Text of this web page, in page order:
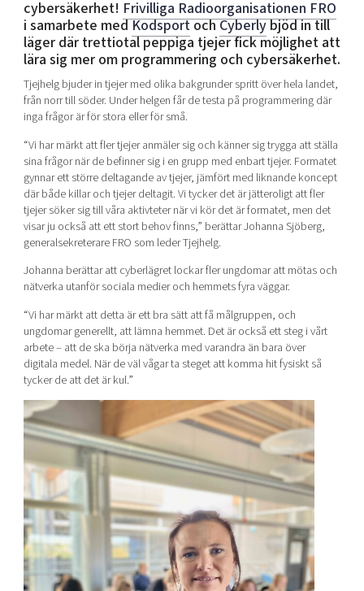
cybersäkerhet! Frivilliga Radioorganisationen FRO
i samarbete medKodsportochCyberlybjöd in till
läger där trettiotal peppiga tjejer fick möjlighet att
lära sig mer om programmering och cybersäkerhet.
Tjejhelg bjuder in tjejer med olika bakgrunder spritt över hela landet,
från norr till söder. Under helgen får de testa på programmering där
inga frågor är för stora eller för små.
“Vi har märkt att fler tjejer anmäler sig och känner sig trygga att ställa
sina frågor när de befinner sig i en grupp med enbart tjejer. Formatet
gynnar ett större deltagande av tjejer, jämfört med liknande koncept
där både killar och tjejer deltagit. Vi tycker det är jätteroligt att fler
tjejer söker sig till våra aktivteter när vi kör det är formatet, men det
visar ju också att ett stort behov finns,” berättar Johanna Sjöberg,
generalsekreterare FRO som leder Tjejhelg.
Johanna berättar att cyberlägret lockar fler ungdomar att mötas och
nätverka utanför sociala medier och hemmets fyra väggar.
“Vi har märkt att detta är ett bra sätt att få målgruppen, och
ungdomar generellt, att lämna hemmet. Det är också ett steg i vårt
arbete – att de ska börja nätverka med varandra än bara över
digitala medel. När de väl vågar ta steget att komma hit fysiskt så
tycker de att det är kul.”